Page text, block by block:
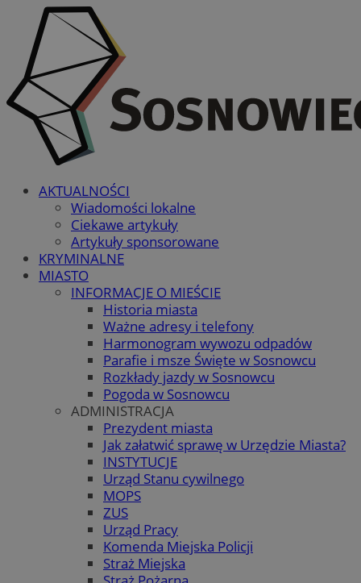
AKTUALNOŚCI
Wiadomości lokalne
Ciekawe artykuły
Artykuły sponsorowane
KRYMINALNE
MIASTO
INFORMACJE O MIEŚCIE
Historia miasta
Ważne adresy i telefony
Harmonogram wywozu odpadów
Parafie i msze Święte w Sosnowcu
Rozkłady jazdy w Sosnowcu
Pogoda w Sosnowcu
ADMINISTRACJA
Prezydent miasta
Jak załatwić sprawę w Urzędzie Miasta?
INSTYTUCJE
Urząd Stanu cywilnego
MOPS
ZUS
Urząd Pracy
Komenda Miejska Policji
Straż Miejska